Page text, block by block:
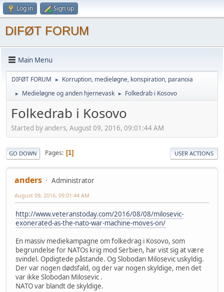
Log in Sign up
DIFØT FORUM
Main Menu
DIFØT FORUM ► Korruption, medieløgne, konspiration, paranoia
► Medieløgne og anden hjernevask ► Folkedrab i Kosovo
Folkedrab i Kosovo
Started by anders, August 09, 2016, 09:01:44 AM
GO DOWN Pages 1 USER ACTIONS
anders Administrator
August 09, 2016, 09:01:44 AM
http://www.veteranstoday.com/2016/08/08/milosevic-
exonerated-as-the-nato-war-machine-moves-on/
En massiv mediekampagne om folkedrag i Kosovo, som
begrundelse for NATOs krig mod Serbien, har vist sig at være
svindel. Opdigtede påstande. Og Slobodan Milosevic uskyldig.
Der var nogen dødsfald, og der var nogen skyldige, men det
var ikke Slobodan Milosevic .
NATO var blandt de skyldige.